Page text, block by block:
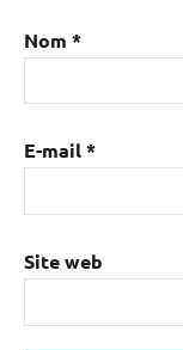
Nom *
E-mail*
Site web